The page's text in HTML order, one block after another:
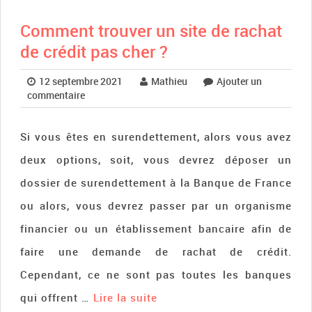
Comment trouver un site de rachat
de crédit pas cher ?
12 septembre 2021 Mathieu
Ajouter un
commentaire
Si vous êtes en surendettement, alors vous avez
deux options, soit, vous devrez déposer un
dossier de surendettement à la Banque de France
ou alors, vous devrez passer par un organisme
financier ou un établissement bancaire afin de
faire une demande de rachat de crédit.
Cependant, ce ne sont pas toutes les banques
qui offrent … Lire la suite­­